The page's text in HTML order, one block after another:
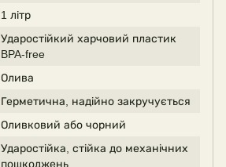
1 літр
Ударостійкий харчовий пластик
BPA-free
Олива
Герметична, надійно закручується
Оливковий або чорний
Ударостійка, стійка до механічних
пошкоджень